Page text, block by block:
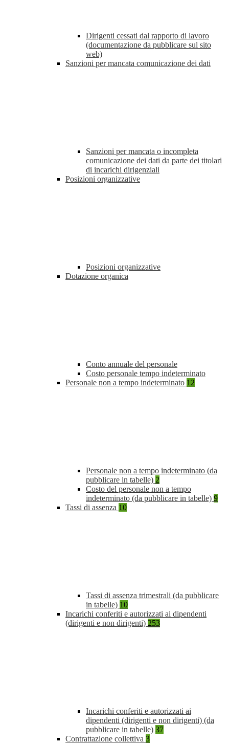
Dirigenti cessati dal rapporto di lavoro
(documentazione da pubblicare sul sito
web)
Sanzioni per mancata comunicazione dei dati
Sanzioni per mancata o incompleta
comunicazione dei dati da parte dei titolari
di incarichi dirigenziali
Posizioni organizzative
Posizioni organizzative
Dotazione organica
Conto annuale del personale
Costo personale tempo indeterminato
Personale non a tempo indeterminato 12
Personale non a tempo indeterminato (da
pubblicare in tabelle) 2
Costo del personale non a tempo
indeterminato (da pubblicare in tabelle) 9
Tassi di assenza 10
Tassi di assenza trimestrali (da pubblicare
in tabelle) 10
Incarichi conferiti e autorizzati ai dipendenti
(dirigenti e non dirigenti) 253
Incarichi conferiti e autorizzati ai
dipendenti (dirigenti e non dirigenti) (da
pubblicare in tabelle) 37
Contrattazione collettiva 3